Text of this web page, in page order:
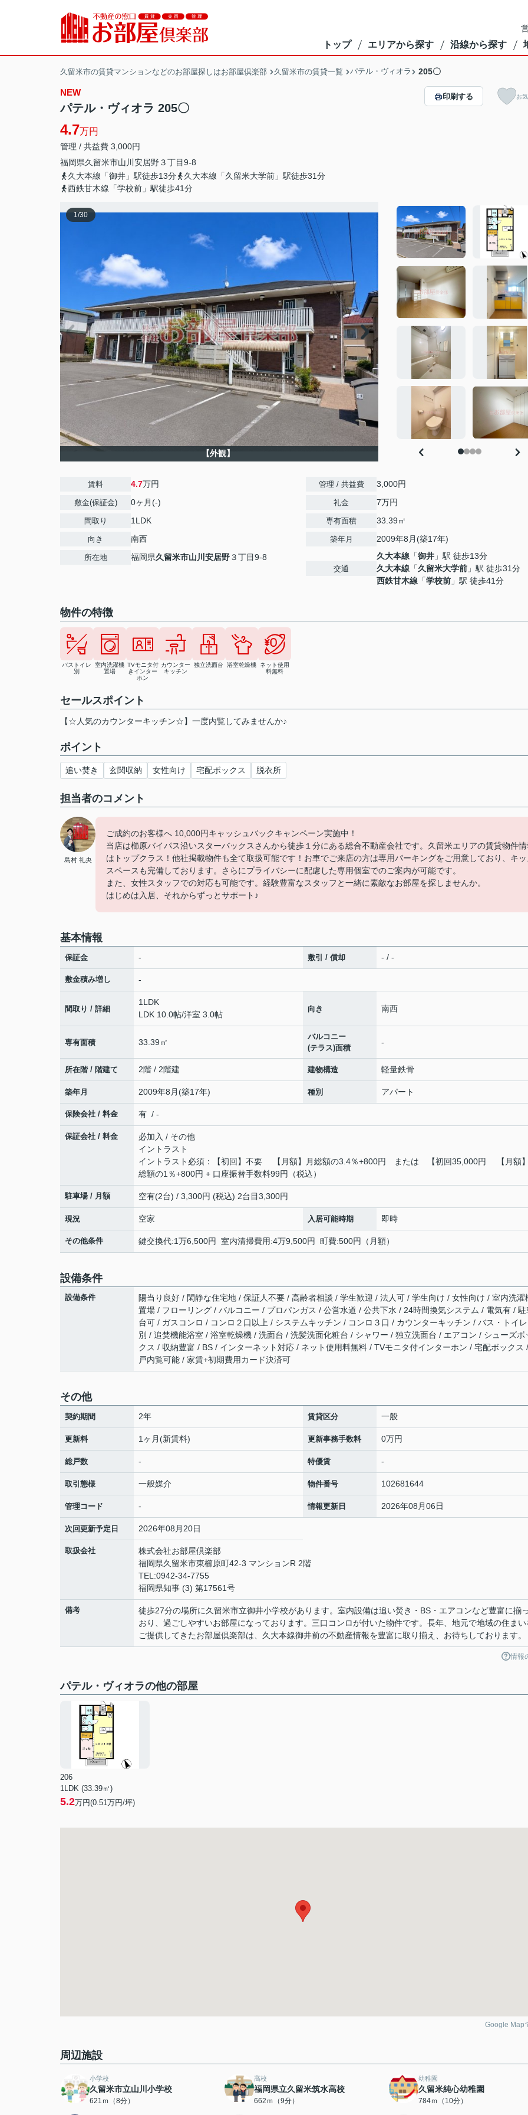
トップ エリアから探す 沿線から探す
久留米市の賃貸マンションなどのお部屋探しはお部屋倶楽部 久留米市の賃貸一覧 パテル・ヴィオラ 205〇
NEW
パテル・ヴィオラ 205〇
4.7万円
管理 / 共益費 3,000円
福岡県久留米市山川安居野３丁目9-8
久大本線「御井」駅徒歩13分
久大本線「久留米大学前」駅徒歩31分
西鉄甘木線「学校前」駅徒歩41分
印刷する お
1/30
【外観】
賃料 4.7万円
敷金(保証金) 0ヶ月(-)
間取り 1LDK
向き 南西
所在地 福岡県久留米市山川安居野３丁目9-8
管理 / 共益費 3,000円
礼金 7万円
専有面積 33.39㎡
築年月 2009年8月(築17年)
交通
久大本線 「御井 」駅 徒歩13分
久大本線 「久留米大学前 」駅 徒歩31分
西鉄甘木線 「学校前 」駅 徒歩41分
物件の特徴
バストイレ
別
室内洗濯機
置場
TVモニタ付
きインター
ホン
カウンター
キッチン
独立洗面台 浴室乾燥機 ネット使用
料無料
セールスポイント
【☆人気のカウンターキッチン☆】一度内覧してみませんか♪
ポイント
追い焚き 玄関収納 女性向け 宅配ボックス 脱衣所
担当者のコメント
島村 礼央
ご成約のお客様へ 10,000円キャッシュバックキャンペーン実施中！
当店は櫛原バイパス沿いスターバックスさんから徒歩１分にある総合不動産会社です。久留米エリアの賃貸物件
はトップクラス！他社掲載物件も全て取扱可能です！お車でご来店の方は専用パーキングをご用意しており、キ
スペースも完備しております。さらにプライバシーに配慮した専用個室でのご案内が可能です。
また、女性スタッフでの対応も可能です。経験豊富なスタッフと一緒に素敵なお部屋を探しませんか。
はじめは入居、それからずっとサポート♪
基本情報
保証金 - 敷引 / 償却 - / -
敷金積み増し -
間取り / 詳細
1LDK
LDK 10.0帖/洋室 3.0帖
向き 南西
専有面積 33.39㎡
バルコニー
(テラス)面積
-
所在階 / 階建て 2階 / 2階建 建物構造 軽量鉄骨
築年月 2009年8月(築17年) 種別 アパート
保険会社 / 料金 有 / -
保証会社 / 料金
必加入 / その他
イントラスト
イントラスト必須：【初回】不要 【月額】月総額の3.4％+800円 または 【初回35,000円 【月額
総額の1％+800円 + 口座振替手数料99円（税込）
駐車場 / 月額 空有(2台) / 3,300円 (税込) 2台目3,300円
現況 空家 入居可能時期 即時
その他条件 鍵交換代:1万6,500円 室内清掃費用:4万9,500円 町費:500円（月額）
設備条件
設備条件
陽当り良好 / 閑静な住宅地 / 保証人不要 / 高齢者相談 / 学生歓迎 / 法人可 / 学生向け / 女性向け / 室内洗濯
置場 / フローリング / バルコニー / プロパンガス / 公営水道 / 公共下水 / 24時間換気システム / 電気有 / 駐
台可 / ガスコンロ / コンロ２口以上 / システムキッチン / コンロ３口 / カウンターキッチン / バス・トイレ
別 / 追焚機能浴室 / 浴室乾燥機 / 洗面台 / 洗髪洗面化粧台 / シャワー / 独立洗面台 / エアコン / シューズボ
クス / 収納豊富 / BS / インターネット対応 / ネット使用料無料 / TVモニタ付インターホン / 宅配ボックス
戸内覧可能 / 家賃+初期費用カード決済可
その他
契約期間 2年 賃貸区分 一般
更新料 1ヶ月(新賃料) 更新事務手数料 0万円
総戸数 - 特優賃 -
取引態様 一般媒介 物件番号 102681644
管理コード - 情報更新日 2026年08月06日
次回更新予定日 2026年08月20日
取扱会社
株式会社お部屋倶楽部
福岡県久留米市東櫛原町42-3 マンションR 2階
TEL:0942-34-7755
福岡県知事 (3) 第17561号
備考
徒歩27分の場所に久留米市立御井小学校があります。室内設備は追い焚き・BS・エアコンなど豊富に揃
おり、過ごしやすいお部屋になっております。三口コンロが付いた物件です。長年、地元で地域の住まい
ご提供してきたお部屋倶楽部は、久大本線御井前の不動産情報を豊富に取り揃え、お待ちしております。
情報
パテル・ヴィオラの他の部屋
206
1LDK (33.39㎡)
5.2万円(0.51万円/坪)
Google Map
周辺施設
小学校
久留米市立山川小学校
621ｍ（8分）
高校
福岡県立久留米筑水高校
662ｍ（9分）
幼稚園
久留米純心幼稚園
784ｍ（10分）